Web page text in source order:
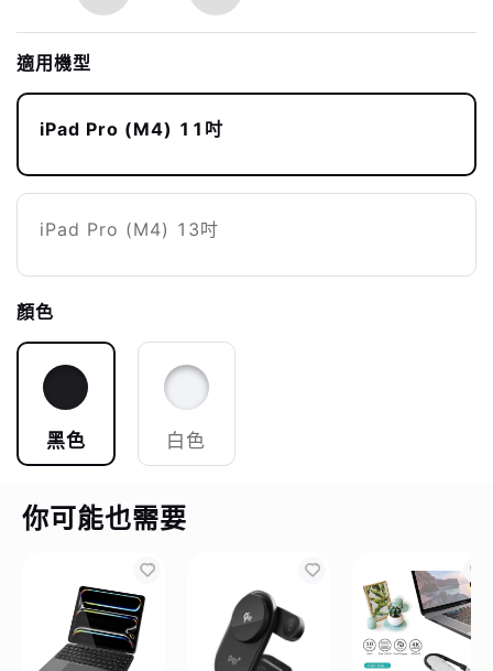
適用機型
iPad Pro (M4) 11吋
iPad Pro (M4) 13吋
顏色
黑色 白色
你可能也需要